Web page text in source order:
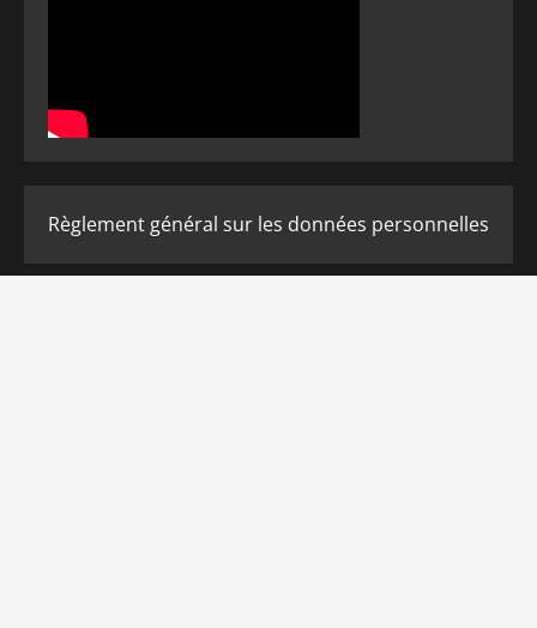
Règlement général sur les données personnelles